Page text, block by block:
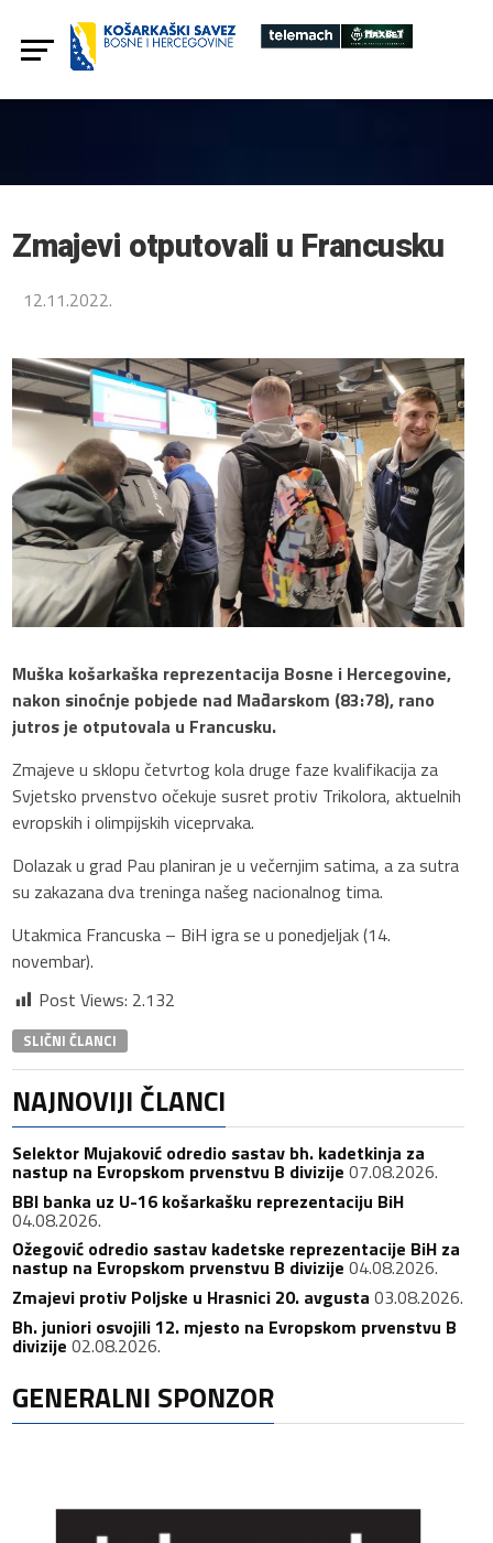
Zmajevi otputovali u Francusku
12.11.2022.
Muška košarkaška reprezentacija Bosne i Hercegovine,
nakon sinoćnje pobjede nad Mađarskom (83:78), rano
jutros je otputovala u Francusku.
Zmajeve u sklopu četvrtog kola druge faze kvalifikacija za
Svjetsko prvenstvo očekuje susret protiv Trikolora, aktuelnih
evropskih i olimpijskih viceprvaka.
Dolazak u grad Pau planiran je u večernjim satima, a za sutra
su zakazana dva treninga našeg nacionalnog tima.
Utakmica Francuska – BiH igra se u ponedjeljak (14.
novembar).
Post Views: 2.132
SLIČNI ČLANCI
NAJNOVIJI ČLANCI
Selektor Mujaković odredio sastav bh. kadetkinja za
nastup na Evropskom prvenstvu B divizije 07.08.2026.
BBI banka uz U-16 košarkašku reprezentaciju BiH
04.08.2026.
Ožegović odredio sastav kadetske reprezentacije BiH za
nastup na Evropskom prvenstvu B divizije 04.08.2026.
Zmajevi protiv Poljske u Hrasnici 20. avgusta 03.08.2026.
Bh. juniori osvojili 12. mjesto na Evropskom prvenstvu B
divizije 02.08.2026.
GENERALNI SPONZOR